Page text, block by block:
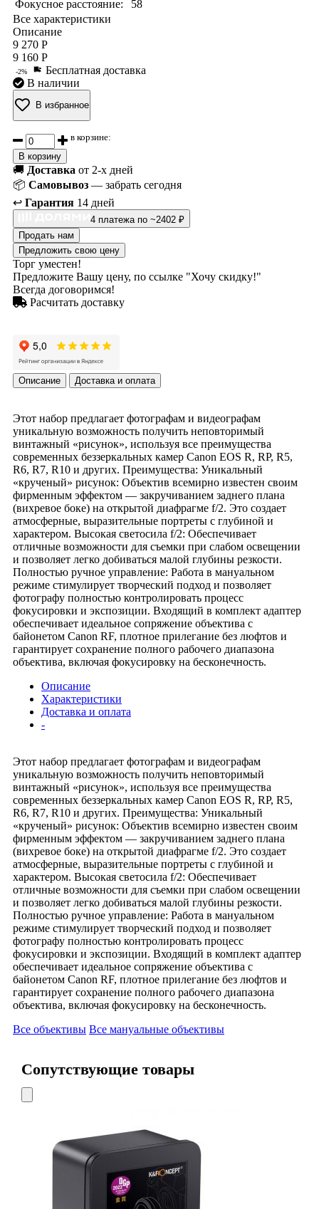
Фокусное расстояние:
58
Все характеристики
Описание
9 270 Р
9 160 Р
-2%
Бесплатная доставка
В наличии
В избранное
в корзине:
В корзину
🚚 Доставка от 2-х дней
📦 Самовывоз — забрать сегодня
↩️ Гарантия 14 дней
4 платежа по ~2402 ₽
Продать нам
Предложить свою цену
Торг уместен!
Предложите Вашу цену, по ссылке "Хочу скидку!"
Всегда договоримся!
Расчитать доставку
Описание Доставка и оплата
Этот набор предлагает фотографам и видеографам
уникальную возможность получить неповторимый
винтажный «рисунок», используя все преимущества
современных беззеркальных камер Canon EOS R, RP, R5,
R6, R7, R10 и других. Преимущества: Уникальный
«крученый» рисунок: Объектив всемирно известен своим
фирменным эффектом — закручиванием заднего плана
(вихревое боке) на открытой диафрагме f/2. Это создает
атмосферные, выразительные портреты с глубиной и
характером. Высокая светосила f/2: Обеспечивает
отличные возможности для съемки при слабом освещении
и позволяет легко добиваться малой глубины резкости.
Полностью ручное управление: Работа в мануальном
режиме стимулирует творческий подход и позволяет
фотографу полностью контролировать процесс
фокусировки и экспозиции. Входящий в комплект адаптер
обеспечивает идеальное сопряжение объектива с
байонетом Canon RF, плотное прилегание без люфтов и
гарантирует сохранение полного рабочего диапазона
объектива, включая фокусировку на бесконечность.
Описание
Характеристики
Доставка и оплата
-
Этот набор предлагает фотографам и видеографам
уникальную возможность получить неповторимый
винтажный «рисунок», используя все преимущества
современных беззеркальных камер Canon EOS R, RP, R5,
R6, R7, R10 и других. Преимущества: Уникальный
«крученый» рисунок: Объектив всемирно известен своим
фирменным эффектом — закручиванием заднего плана
(вихревое боке) на открытой диафрагме f/2. Это создает
атмосферные, выразительные портреты с глубиной и
характером. Высокая светосила f/2: Обеспечивает
отличные возможности для съемки при слабом освещении
и позволяет легко добиваться малой глубины резкости.
Полностью ручное управление: Работа в мануальном
режиме стимулирует творческий подход и позволяет
фотографу полностью контролировать процесс
фокусировки и экспозиции. Входящий в комплект адаптер
обеспечивает идеальное сопряжение объектива с
байонетом Canon RF, плотное прилегание без люфтов и
гарантирует сохранение полного рабочего диапазона
объектива, включая фокусировку на бесконечность.
Все объективы Все мануальные объективы
Сопутствующие товары